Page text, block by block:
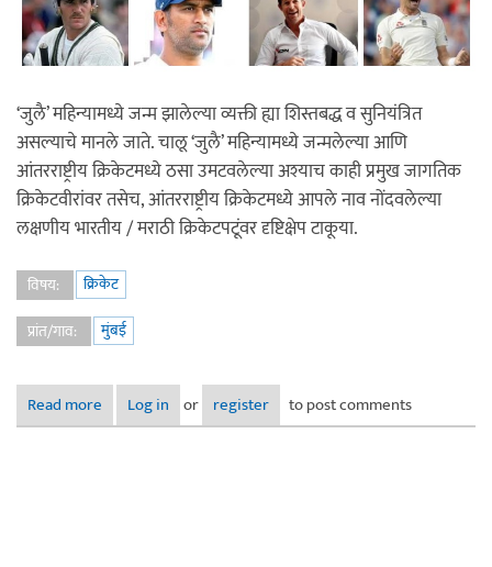
‘जुलै’ महिन्यामध्ये जन्म झालेल्या व्यक्ती ह्या शिस्तबद्ध व सुनियंत्रित
असल्याचे मानले जाते. चालू ‘जुलै’ महिन्यामध्ये जन्मलेल्या आणि
आंतरराष्ट्रीय क्रिकेटमध्ये ठसा उमटवलेल्या अश्याच काही प्रमुख जागतिक
क्रिकेटवीरांवर तसेच, आंतरराष्ट्रीय क्रिकेटमध्ये आपले नाव नोंदवलेल्या
लक्षणीय भारतीय / मराठी क्रिकेटपटूंवर दृष्टिक्षेप टाकूया.
विषय:
क्रिकेट
प्रांत/गाव:
मुंबई
Read more about ‘जुलै’ महिन्यात जन्मलेले आंतरराष्ट्रीय क्रिकेटपटू
Log in or register to post comments